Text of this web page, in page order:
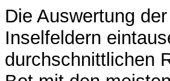
Die Auswertung
Inselfeldern
durchschnittlichen